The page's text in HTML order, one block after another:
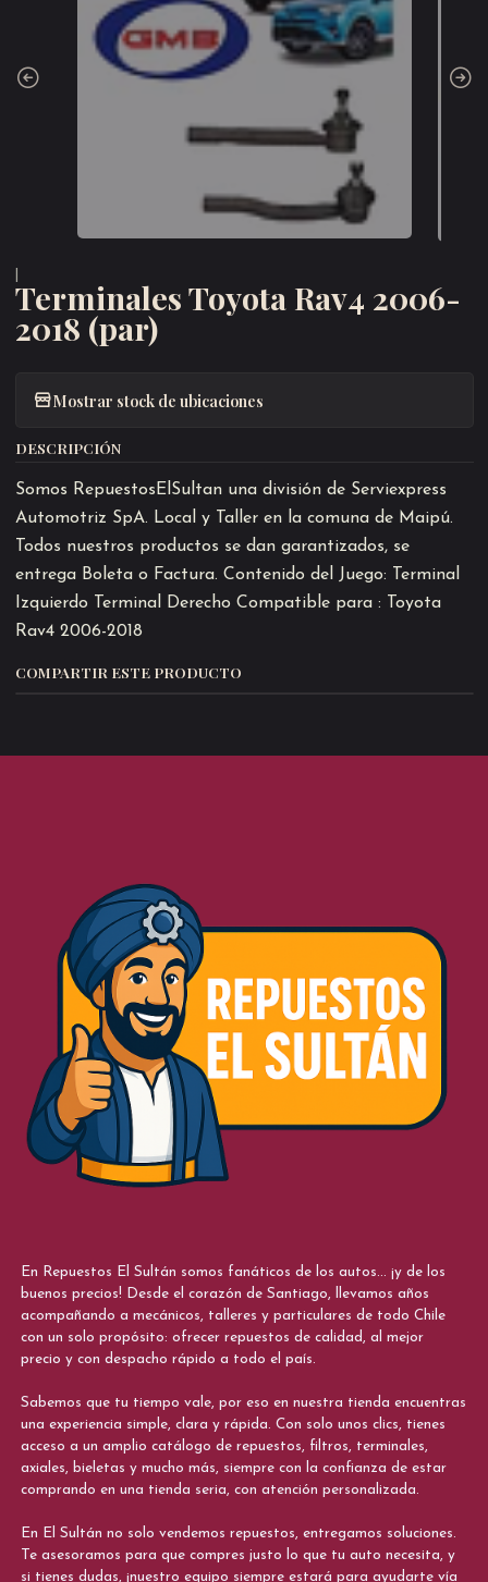
Terminales Toyota Rav4 2006-
2018 (par)
Mostrar stock de ubicaciones
DESCRIPCIÓN
Somos RepuestosElSultan una división de Serviexpress
Automotriz SpA. Local y Taller en la comuna de Maipú.
Todos nuestros productos se dan garantizados, se
entrega Boleta o Factura. Contenido del Juego: Terminal
Izquierdo Terminal Derecho Compatible para : Toyota
Rav4 2006-2018
COMPARTIR ESTE PRODUCTO
En Repuestos El Sultán somos fanáticos de los autos... ¡y de los
buenos precios! Desde el corazón de Santiago, llevamos años
acompañando a mecánicos, talleres y particulares de todo Chile
con un solo propósito: ofrecer repuestos de calidad, al mejor
precio y con despacho rápido a todo el país.
Sabemos que tu tiempo vale, por eso en nuestra tienda encuentras
una experiencia simple, clara y rápida. Con solo unos clics, tienes
acceso a un amplio catálogo de repuestos, filtros, terminales,
axiales, bieletas y mucho más, siempre con la confianza de estar
comprando en una tienda seria, con atención personalizada.
En El Sultán no solo vendemos repuestos, entregamos soluciones.
Te asesoramos para que compres justo lo que tu auto necesita, y
si tienes dudas, ¡nuestro equipo siempre estará para ayudarte vía